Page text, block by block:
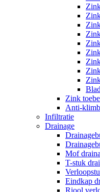
Zink
Anti-
Infiltratie
Drainage
Mof
T-stuk
Eindkap
Riool